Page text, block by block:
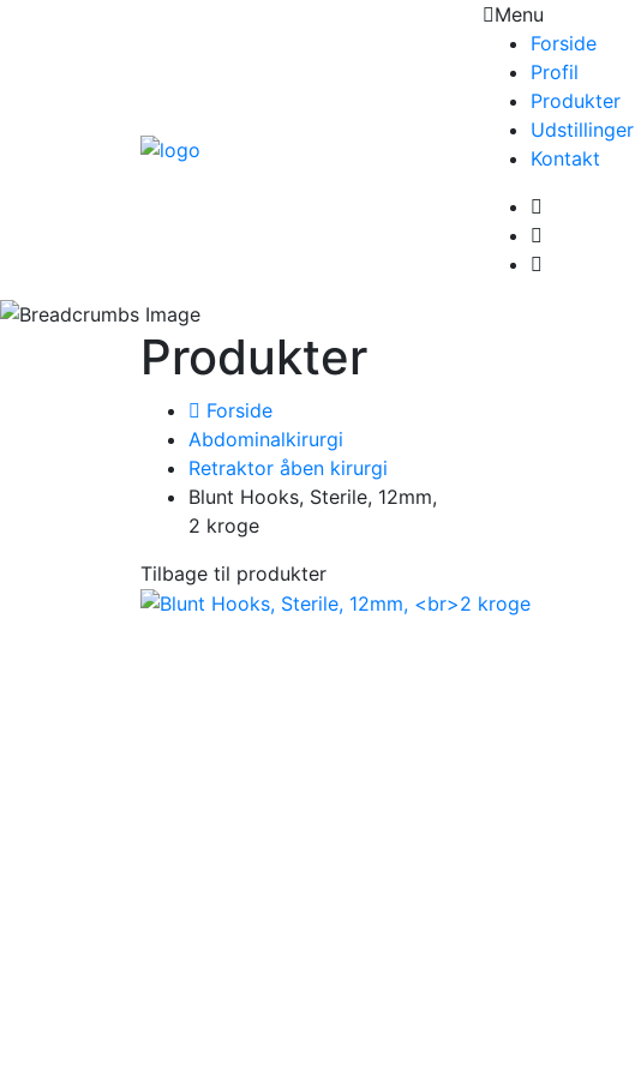
Menu
Forside
Profil
Produkter
Udstillinger
Kontakt
Produkter
Forside
Abdominalkirurgi
Retraktor åben kirurgi
Blunt Hooks, Sterile, 12mm,
2 kroge
Tilbage til produkter